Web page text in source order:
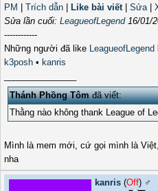
PM
Trích dẫn Like bài viết| Sửa|
Sửa lần cuối: LeagueofLegend16/01/
------------
Những người đã like LeagueofLegend
k3posh • kanris
Thánh Phồng Tômđã viết:
Thằng nào không thank League of
Mình là mem mới, cứ gọi mình là
nha
kanris (Off) ♂️